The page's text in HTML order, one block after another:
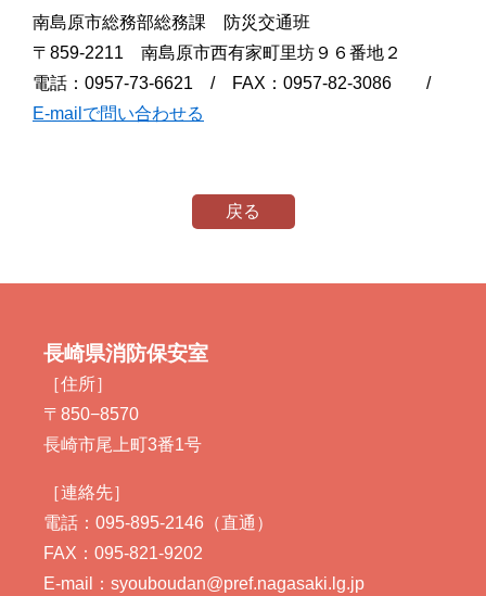
南島原市総務部総務課 防災交通班
〒859-2211 南島原市西有家町里坊９６番地２
電話：0957-73-6621 / FAX：0957-82-3086 /
E-mailで問い合わせる
戻る
長崎県消防保安室
［住所］
〒850−8570
長崎市尾上町3番1号
［連絡先］
電話：095-895-2146（直通）
FAX：095-821-9202
E-mail：syouboudan@pref.nagasaki.lg.jp